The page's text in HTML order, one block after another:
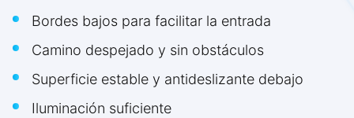
Bordes bajos para facilitar la entrada
Camino despejado y sin obstáculos
Superficie estable y antideslizante debajo
Iluminación suficiente